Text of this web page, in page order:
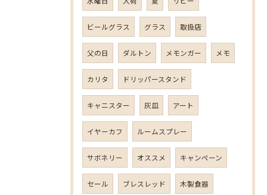
ビールグラス グラス 取扱店
父の日 ダルトン メモンガー メモ
カリタ ドリッパースタンド
キャニスター 灰皿 アート
イヤーカフ ルームスプレー
サボネリー オススメ キャンペーン
セール ブレスレッド 木製食器